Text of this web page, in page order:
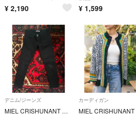
¥ 2,190 ¥ 1,599
デニム/ジーンズ
MIEL CRISHUNANT ミエルクリシュナ/美ラインスキニーデニム
カーディガン